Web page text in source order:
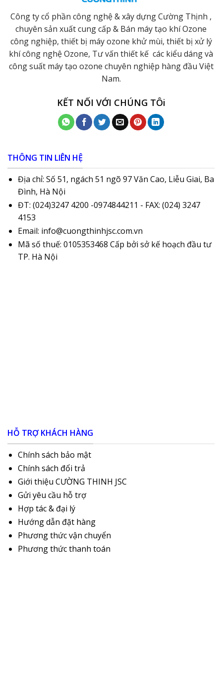
Công ty cổ phần công nghệ & xây dựng Cường Thịnh ,
chuyên sản xuất cung cấp & Bán máy tạo khí Ozone
công nghiệp, thiết bị máy ozone khử mùi, thiết bị xử lý
khí công nghệ Ozone, Tư vấn thiết kế các kiểu dáng và
công suất máy tạo ozone chuyên nghiệp hàng đầu Việt
Nam.
KẾT NỐI VỚI CHÚNG TÔi
THÔNG TIN LIÊN HỆ
Địa chỉ: Số 51, ngách 51 ngõ 97 Văn Cao, Liễu Giai, Ba
Đình, Hà Nội
ĐT: (024)3247 4200 -0974844211 - FAX: (024) 3247
4153
Email: info@cuongthinhjsc.com.vn
Mã số thuế: 0105353468 Cấp bởi sở kế hoạch đầu tư
TP. Hà Nội
HỖ TRỢ KHÁCH HÀNG
Chính sách bảo mật
Chính sách đổi trả
Giới thiệu CƯỜNG THINH JSC
Gửi yêu cầu hỗ trợ
Hợp tác & đại lý
Hướng dẫn đặt hàng
Phương thức vận chuyển
Phương thức thanh toán